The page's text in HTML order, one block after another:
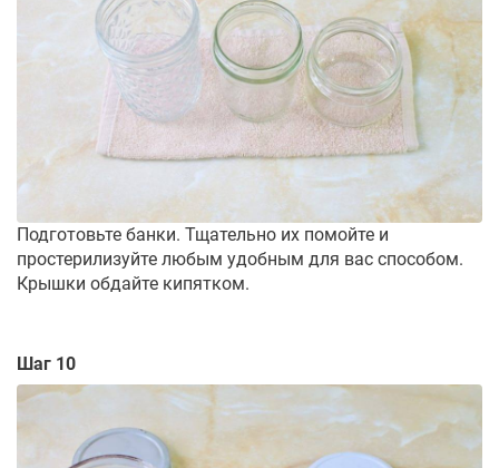
Подготовьте банки. Тщательно их помойте и
простерилизуйте любым удобным для вас способом.
Крышки обдайте кипятком.
Шаг 10